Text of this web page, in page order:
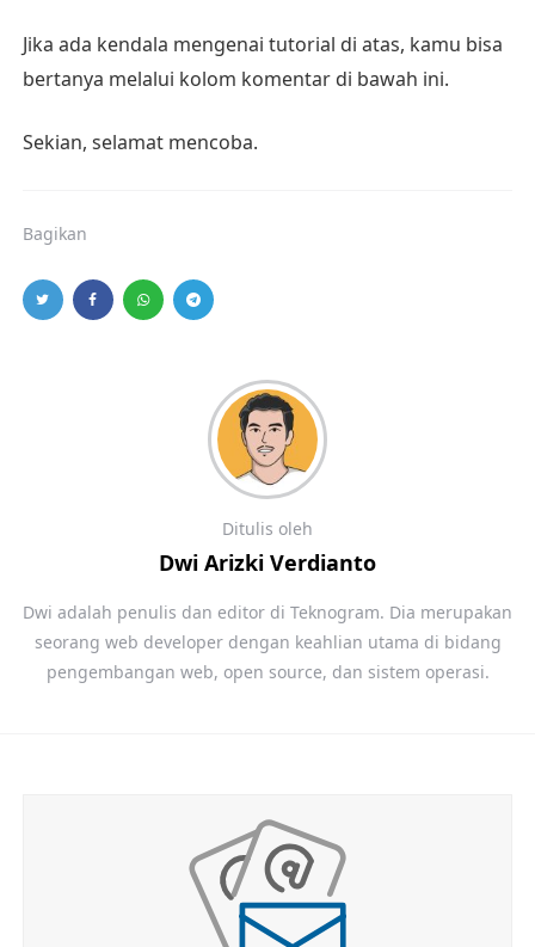
Jika ada kendala mengenai tutorial di atas, kamu bisa
bertanya melalui kolom komentar di bawah ini.
Sekian, selamat mencoba.
Bagikan
Ditulis oleh
Dwi Arizki Verdianto
Dwi adalah penulis dan editor di Teknogram. Dia merupakan
seorang web developer dengan keahlian utama di bidang
pengembangan web, open source, dan sistem operasi.